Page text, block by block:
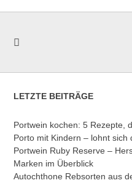
LETZTE BEITRÄGE
Portwein kochen: 5 Rezepte,
Porto mit Kindern – lohnt sich
Portwein Ruby Reserve –
Marken im Überblick
Autochthone Rebsorten aus